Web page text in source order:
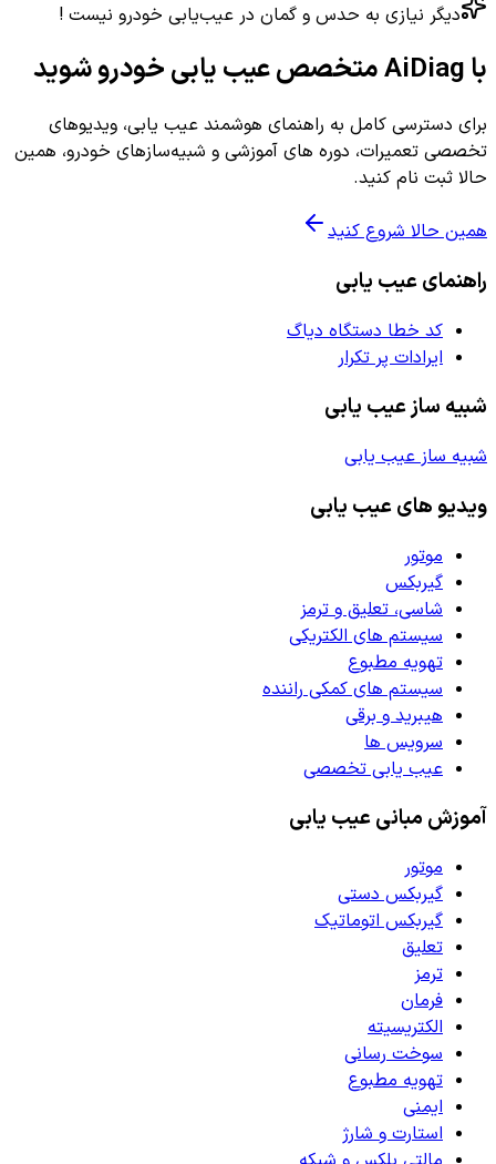
دیگر نیازی به حدس و گمان در عیب‌یابی خودرو نیست !
با AiDiag متخصص عیب یابی خودرو شوید
برای دسترسی کامل به راهنمای هوشمند عیب یابی، ویدیوهای
تخصصی تعمیرات، دوره های آموزشی و شبیه‌سازهای خودرو، همین
حالا ثبت نام کنید.
همین حالا شروع کنید
راهنمای عیب یابی
کد خطا دستگاه دیاگ
ایرادات پر تکرار
شبیه ساز عیب یابی
شبیه ساز عیب یابی
ویدیو های عیب یابی
موتور
گیربکس
شاسی، تعلیق و ترمز
سیستم های الکتریکی
تهویه مطبوع
سیستم های کمکی راننده
هیبرید و برقی
سرویس ها
عیب یابی تخصصی
آموزش مبانی عیب یابی
موتور
گیربکس دستی
گیربکس اتوماتیک
تعلیق
ترمز
فرمان
الکتریسیته
سوخت رسانی
تهویه مطبوع
ایمنی
استارت و شارژ